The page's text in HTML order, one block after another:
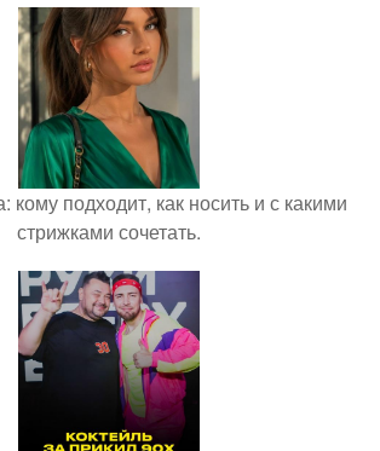
кому подходит, как носить и с какими
стрижками сочетать.